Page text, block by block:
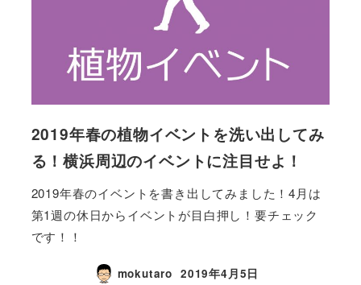
2019年春の植物イベントを洗い出してみ
る！横浜周辺のイベントに注目せよ！
2019年春のイベントを書き出してみました！4月は
第1週の休日からイベントが目白押し！要チェック
です！！
mokutaro 2019年4月5日